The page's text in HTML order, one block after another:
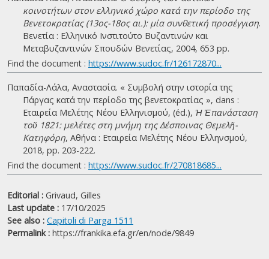
κοινοτήτων στον ελληνικό χώρο κατά την περίοδο της
Βενετοκρατίας (13ος-18ος αι.): μία συνθετική προσέγγιση.
Βενετία : Ελληνικό Ινστιτούτο Βυζαντινών και
Μεταβυζαντινών Σπουδών Βενετίας, 2004, 653 pp.
Find the document : https://www.sudoc.fr/126172870...
Παπαδία-Λάλα, Αναστασία. « Συμβολή στην ιστορία της
Πάργας κατά την περίοδο της βενετοκρατίας », dans :
Εταιρεία Μελέτης Νέου Ελληνισμού, (éd.), Ἡ Ἐπανάσταση
τοῦ 1821: μελέτες στη μνήμη της Δέσποινας Θεμελῆ-
Κατηφόρη, Αθήνα : Εταιρεία Μελέτης Νέου Ελληνσμού,
2018, pp. 203-222.
Find the document : https://www.sudoc.fr/270818685...
Editorial : Grivaud, Gilles
Last update : 17/10/2025
See also : Capitoli di Parga 1511
Permalink : https://frankika.efa.gr/en/node/9849